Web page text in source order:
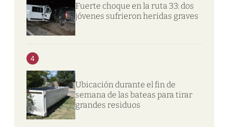
Fuerte choque en la ruta 33: dos
jóvenes sufrieron heridas graves
4
Ubicación durante el fin de
semana de las bateas para tirar
grandes residuos